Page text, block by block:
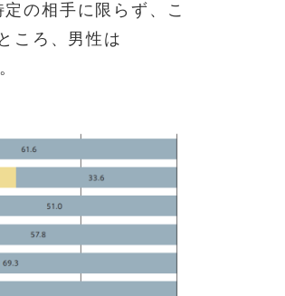
の相手に限らず、こ
ころ、男性は